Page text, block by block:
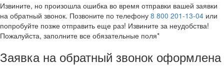
Извините, но произошла ошибка во время отправки вашей заявки
на обратный звонок. Позвоните по телефону 8 800 201-13-04 или
попробуйте позже отправить еще раз! Извините за неудобства!
Пожалуйста, заполните все обязательные поля*
Заявка на обратный звонок оформлена